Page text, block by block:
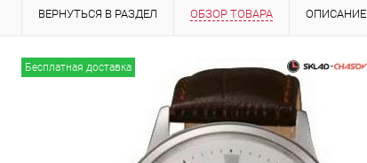
ВЕРНУТЬСЯ В РАЗДЕЛ ОБЗОР ТОВАРА ОПИСАНИЕ
ИНФОРМАЦИЯ ОБ ОПЛАТЕ
Бесплатная доставка